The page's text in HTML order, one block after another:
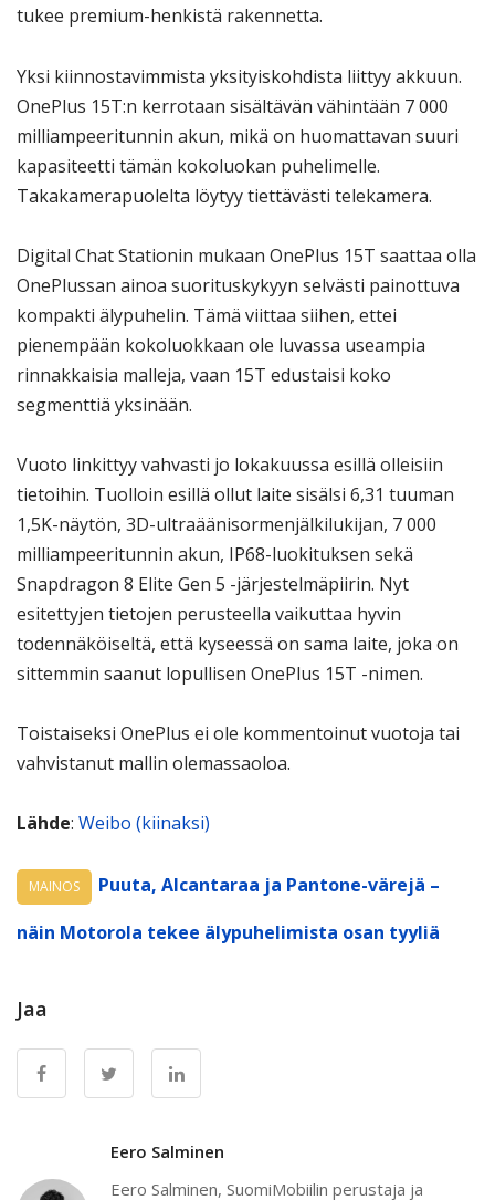
tukee premium-henkistä rakennetta.
Yksi kiinnostavimmista yksityiskohdista liittyy akkuun.
OnePlus 15T:n kerrotaan sisältävän vähintään 7 000
milliampeeritunnin akun, mikä on huomattavan suuri
kapasiteetti tämän kokoluokan puhelimelle.
Takakamerapuolelta löytyy tiettävästi telekamera.
Digital Chat Stationin mukaan OnePlus 15T saattaa olla
OnePlussan ainoa suorituskykyyn selvästi painottuva
kompakti älypuhelin. Tämä viittaa siihen, ettei
pienempään kokoluokkaan ole luvassa useampia
rinnakkaisia malleja, vaan 15T edustaisi koko
segmenttiä yksinään.
Vuoto linkittyy vahvasti jo lokakuussa esillä olleisiin
tietoihin. Tuolloin esillä ollut laite sisälsi 6,31 tuuman
1,5K-näytön, 3D-ultraäänisormenjälkilukijan, 7 000
milliampeeritunnin akun, IP68-luokituksen sekä
Snapdragon 8 Elite Gen 5 -järjestelmäpiirin. Nyt
esitettyjen tietojen perusteella vaikuttaa hyvin
todennäköiseltä, että kyseessä on sama laite, joka on
sittemmin saanut lopullisen OnePlus 15T -nimen.
Toistaiseksi OnePlus ei ole kommentoinut vuotoja tai
vahvistanut mallin olemassaoloa.
Lähde: Weibo (kiinaksi)
MAINOS
Puuta, Alcantaraa ja Pantone-värejä –
näin Motorola tekee älypuhelimista osan tyyliä
Jaa
Eero Salminen
Eero Salminen, SuomiMobiilin perustaja ja